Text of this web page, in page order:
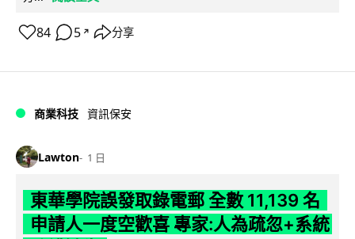
84 5 ↗ 分享
商業科技 資訊保安
Lawton 1 日
東華學院誤發取錄電郵 全數 11,139 名
申請人一度空歡喜 專家:人為疏忽+系統